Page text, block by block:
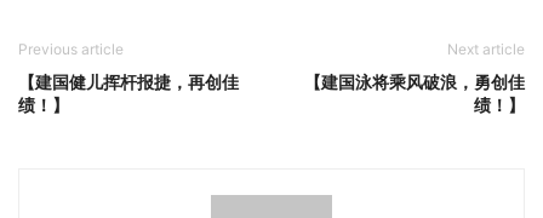
Previous article
【建国健儿挥杆报捷，再创佳
绩！】
Next article
【建国泳将乘风破浪，勇创佳
绩！】